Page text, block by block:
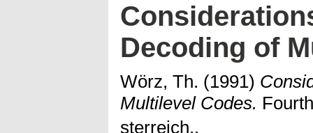
Decoding of
Wörz, Th. (1991)
Multilevel Codes.
sterreich..